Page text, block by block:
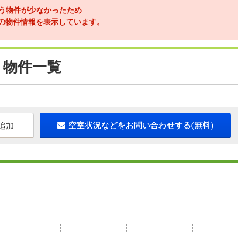
物件が少なかったため
件情報を表示しています。
件一覧
加 空室状況などをお問い合わせする(無料)